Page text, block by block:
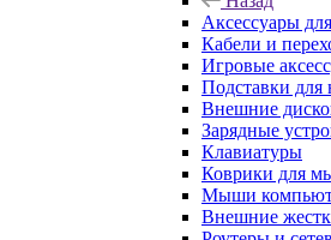
Аксессуары
Кабели и
Игровые
Подставки для
Внешние
Зарядные
Клавиатуры
Коврики для
Мыши
Внешние